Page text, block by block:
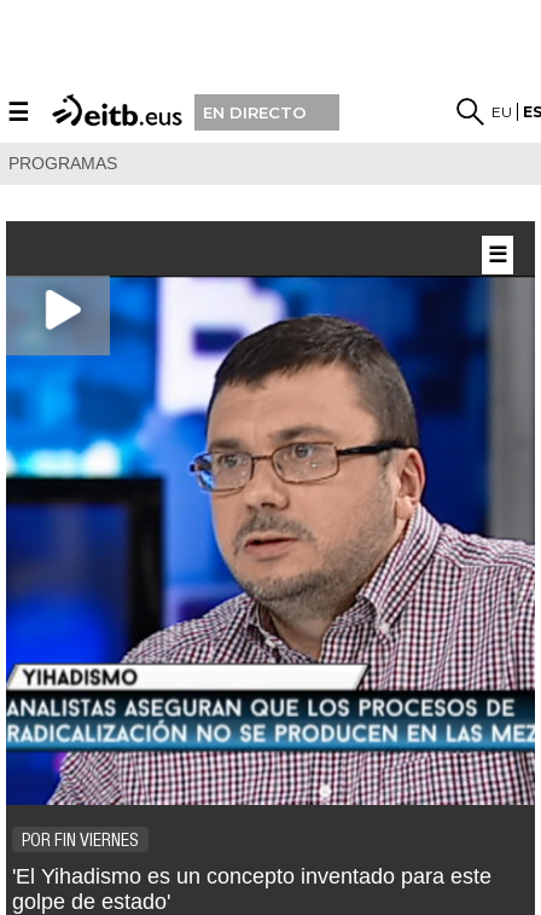
☰ EN DIRECTO EU
PROGRAMAS
POR FIN VIERNES
'El Yihadismo es un concepto inventado para este
golpe de estado'
☰